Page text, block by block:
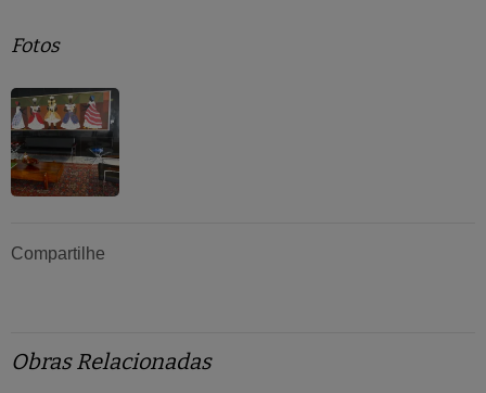
Fotos
Compartilhe
Obras Relacionadas